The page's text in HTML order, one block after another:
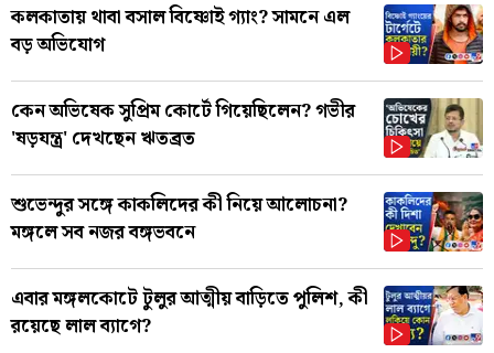
কলকাতায় থাবা বসাল বিষ্ণোই গ্যাং? সামনে এল
বড় অভিযোগ
কেন অভিষেক সুপ্রিম কোর্টে গিয়েছিলেন? গভীর
'ষড়যন্ত্র' দেখছেন ঋতব্রত
শুভেন্দুর সঙ্গে কাকলিদের কী নিয়ে আলোচনা?
মঙ্গলে সব নজর বঙ্গভবনে
এবার মঙ্গলকোটে টুলুর আত্মীয় বাড়িতে পুলিশ, কী
রয়েছে লাল ব্যাগে?